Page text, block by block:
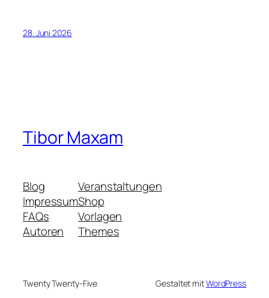
28. Juni 2026
Tibor Maxam
Blog
Impressum
FAQs
Autoren
Veranstaltungen
Shop
Vorlagen
Themes
Twenty Twenty-Five Gestaltet mitWordPress